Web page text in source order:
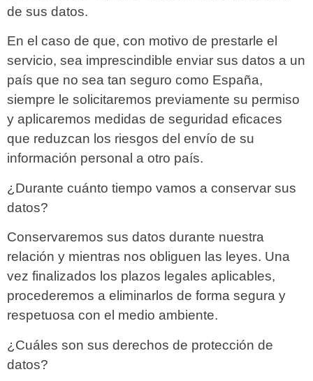
de sus datos.
En el caso de que, con motivo de prestarle el
servicio, sea imprescindible enviar sus datos a un
país que no sea tan seguro como España,
siempre le solicitaremos previamente su permiso
y aplicaremos medidas de seguridad eficaces
que reduzcan los riesgos del envío de su
información personal a otro país.
¿Durante cuánto tiempo vamos a conservar sus
datos?
Conservaremos sus datos durante nuestra
relación y mientras nos obliguen las leyes. Una
vez finalizados los plazos legales aplicables,
procederemos a eliminarlos de forma segura y
respetuosa con el medio ambiente.
¿Cuáles son sus derechos de protección de
datos?